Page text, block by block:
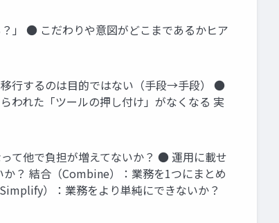
」 ● こだわりや意図がどこまであるかヒア
行するのは目的ではない（手段→手段） ●
れた「ツールの押し付け」がなくなる 実
て他で負担が増えてないか？ ● 運用に載せ
？ 結合（Combine）：業務を1つにまとめ
）：業務をより単純にできないか？